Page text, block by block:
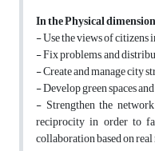
In the Physical
- Use the views of citizens
- Fix problems, and
- Create and manage city
- Develop green spaces
- Strengthen the
reciprocity in order to
collaboration based on